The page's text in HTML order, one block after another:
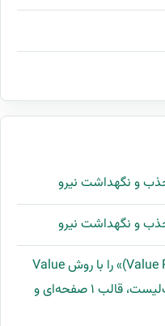
و نگهداشت نیرو
و نگهداشت نیرو
چگونه «پیشنهاد ارزش (Value Proposition)» را با روش Value
Proposition Canvas بسازیم؟ (چک‌لیست، قالب ۱ صفحه‌ای و